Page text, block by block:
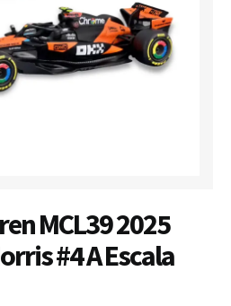
MCL39 2025
#4 A Escala